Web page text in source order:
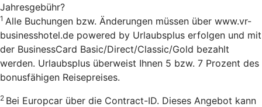
Jahresgebühr?
1 Alle Buchungen bzw. Änderungen müssen über www.vr-
businesshotel.de powered by Urlaubsplus erfolgen und mit
der BusinessCard Basic/Direct/Classic/Gold bezahlt
werden. Urlaubsplus überweist Ihnen 5 bzw. 7 Prozent des
bonusfähigen Reisepreises.
2 Bei Europcar über die Contract-ID. Dieses Angebot kann